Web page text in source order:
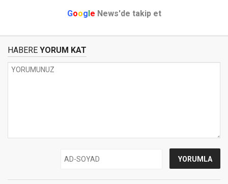
Google News'de takip et
HABERE YORUM KAT